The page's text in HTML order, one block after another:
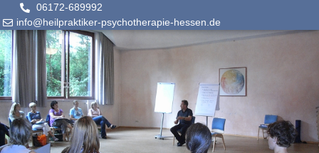
06172-689992
info@heilpraktiker-psychotherapie-hessen.de